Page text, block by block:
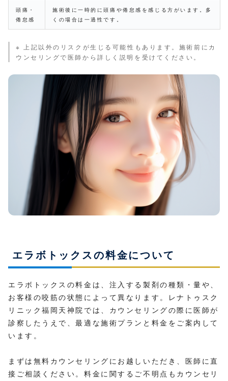
頭痛・
倦怠感
施術後に一時的に頭痛や倦怠感を感じる方がいます。多
くの場合は一過性です。
※ 上記以外のリスクが生じる可能性もあります。施術前にカ
ウンセリングで医師から詳しく説明を受けてください。
エラボトックスの料金について
エラボトックスの料金は、注入する製剤の種類・量や、
お客様の咬筋の状態によって異なります。レナトゥスク
リニック福岡天神院では、カウンセリングの際に医師が
診察したうえで、最適な施術プランと料金をご案内して
います。
まずは無料カウンセリングにお越しいただき、医師に直
接ご相談ください。料金に関するご不明点もカウンセリ